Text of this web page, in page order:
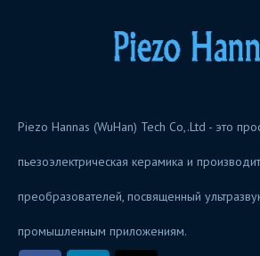
Piezo Hannas (WuHan) Tech Co,.Ltd - это
пьезоэлектрическая керамика и
преобразователей, посвященный
промышленным приложениям.